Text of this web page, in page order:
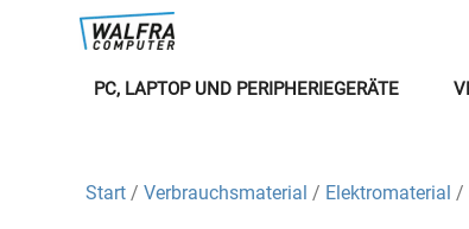
PC, LAPTOP UND PERIPHERIEGERÄTE
Start / Verbrauchsmaterial / Elektromaterial /